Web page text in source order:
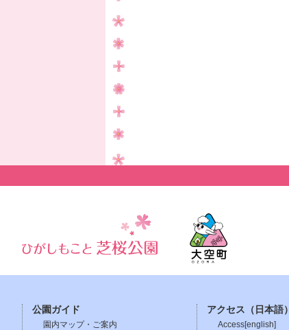
公園ガイド
園内マップ・ご案内
アクセス（日本語）
Access[english]